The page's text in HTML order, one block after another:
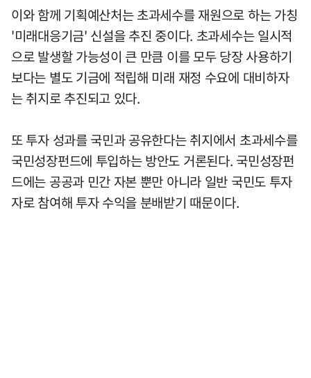
이와 함께 기획예산처는 초과세수를 재원으로 하는 가칭
'미래대응기금' 신설을 추진 중이다. 초과세수는 일시적
으로 발생할 가능성이 큰 만큼 이를 모두 당장 사용하기
보다는 별도 기금에 적립해 미래 재정 수요에 대비하자
는 취지로 추진되고 있다.
또 투자 성과를 국민과 공유한다는 취지에서 초과세수를
국민성장펀드에 투입하는 방안도 거론된다. 국민성장펀
드에는 공공과 민간 자본 뿐만 아니라 일반 국민도 투자
자로 참여해 투자 수익을 분배받기 때문이다.